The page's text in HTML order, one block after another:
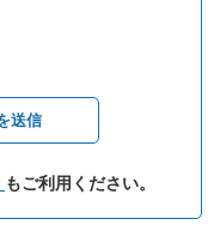
送信
もご利用ください。